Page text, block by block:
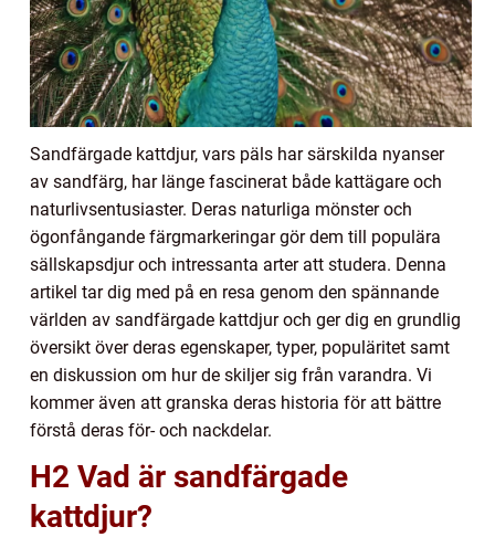
Sandfärgade kattdjur, vars päls har särskilda nyanser
av sandfärg, har länge fascinerat både kattägare och
naturlivsentusiaster. Deras naturliga mönster och
ögonfångande färgmarkeringar gör dem till populära
sällskapsdjur och intressanta arter att studera. Denna
artikel tar dig med på en resa genom den spännande
världen av sandfärgade kattdjur och ger dig en grundlig
översikt över deras egenskaper, typer, populäritet samt
en diskussion om hur de skiljer sig från varandra. Vi
kommer även att granska deras historia för att bättre
förstå deras för- och nackdelar.
H2 Vad är sandfärgade
kattdjur?